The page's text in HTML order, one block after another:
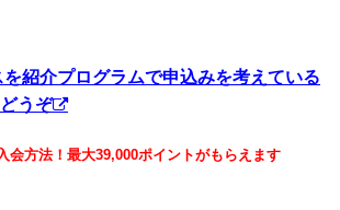
紹介プログラムで申込みを考えている
うぞ
会方法！最大39,000ポイントがもらえます